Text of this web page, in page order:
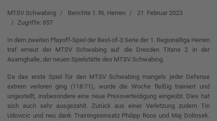
MTSV Schwabing Berichte 1. RL Herren
21. Februar 2023
Zugriffe: 857
In dem zweiten Playoff-Spiel der Best-of-3 Serie der 1. Regionalliga Herren
traf erneut der MTSV Schwabing auf die Dresden Titans 2 in der
Asamghalle, der neuen Spielstätte des MTSV Schwabing.
Da das erste Spiel für den MTSV Schwabing mangels jeder Defense
extrem verloren ging (118:71), wurde die Woche fleißig trainiert und
ungestellt, insbesondere eine neue Pressverteidigung eingeübt. Dies hat
sich auch sehr ausgezahlt. Zurück aus einer Verletzung zudem Tin
Udovicic und neu dank Trainingseinsatz Philipp Roos und Maj Dolinsek.